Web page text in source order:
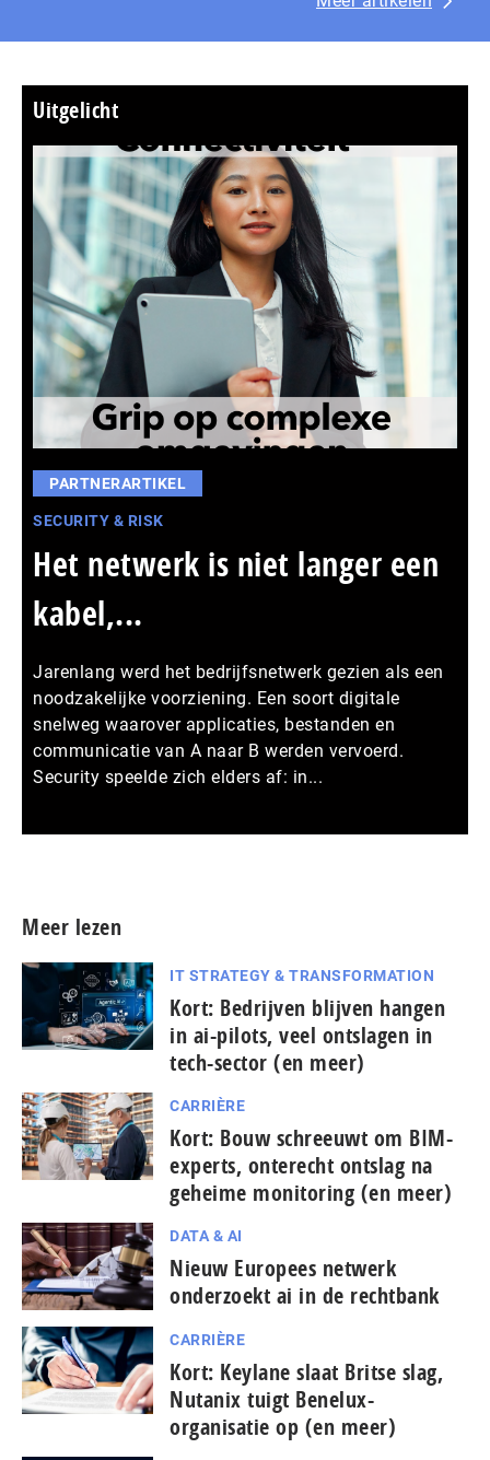
Uitgelicht
PARTNERARTIKEL
SECURITY & RISK
Het netwerk is niet langer een
kabel,...
Jarenlang werd het bedrijfsnetwerk gezien als een
noodzakelijke voorziening. Een soort digitale
snelweg waarover applicaties, bestanden en
communicatie van A naar B werden vervoerd.
Security speelde zich elders af: in...
Meer lezen
IT STRATEGY & TRANSFORMATION
Kort: Bedrijven blijven hangen
in ai-pilots, veel ontslagen in
tech-sector (en meer)
CARRIÈRE
Kort: Bouw schreeuwt om BIM-
experts, onterecht ontslag na
geheime monitoring (en meer)
DATA & AI
Nieuw Europees netwerk
onderzoekt ai in de rechtbank
CARRIÈRE
Kort: Keylane slaat Britse slag,
Nutanix tuigt Benelux-
organisatie op (en meer)